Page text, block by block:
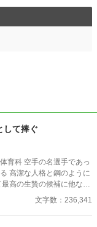
して捧ぐ
手であっ
に
の信奉者達が暗躍する 意
文字数：236,341